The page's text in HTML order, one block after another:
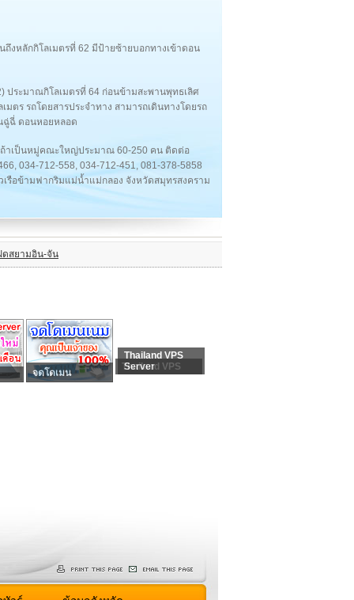
งหลักกิโลเมตรที่ 62 มีป้ายซ้ายบอกทางเข้าดอน
ประมาณกิโลเมตรที่ 64 ก่อนข้ามสะพานพุทธเลิศ
ตร รถโดยสารประจำทาง สามารถเดินทางโดยรถ
ฉู่ฉี่ ดอนหอยหลอด
ถ้าเป็นหมู่คณะใหญ่ประมาณ 60-250 คน ติดต่อ
034-712-558, 034-712-451, 081-378-5858
รือข้ามฟากริมแม่น้ำแม่กลอง จังหวัดสมุทรสงคราม
สยามอิน-จัน
จดโดเมน
Thailand VPS
Thailand VPS
Server